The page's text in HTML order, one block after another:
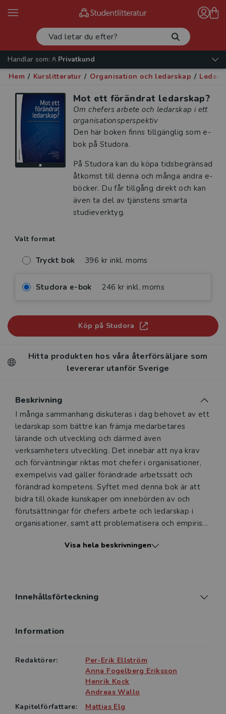
Handlar som:
Privatkund
Hem / Kurslitteratur / Organisation och ledarskap /
Mot ett förändrat ledarskap?
Om chefers arbete och ledarskap i ett
organisationsperspektiv
Den här boken finns tillgänglig som e-
bok på Studora.
På Studora kan du köpa tidsbegränsad
åtkomst till denna och många andra e-
böcker. Du får tillgång direkt och kan
även ta del av tjänstens smarta
studieverktyg.
Valt format
Tryckt bok 396 kr inkl. moms
Studora e-bok 246 kr inkl. moms
Köp på Studora
Hitta produkten hos våra återförsäljare som
levererar utanför Sverige
Beskrivning
Beskrivning
I många sammanhang diskuteras i dag behovet av ett
ledarskap som bättre kan främja medarbetares
lärande och utveckling och därmed även
verksamheters utveckling. Det innebär att nya krav
och förväntningar riktas mot chefer i organisationer,
exempelvis vad gäller förändrade arbetssätt och
förändrad kompetens. Syftet med denna bok är att
bidra till ökade kunskaper om innebörden av och
förutsättningar för chefers arbete och ledarskap i
organisationer, samt att problematisera och empiriskt
modeller och moden som finns i normativ chefs- och
beskrivning av teorier och skolbildningar som tidigare
decennier. I bokens följande kapitel diskuteras några
• dilemman och utmaningar i chefers dagliga arbete
• ledarskap och kön
Visa hela beskrivningen
Innehållsförteckning
Information
Redaktörer:
Per-Erik Ellström
Anna Fogelberg Eriksson
Henrik Kock
Andreas Wallo
Kapitelförfattare:
Mattias Elg